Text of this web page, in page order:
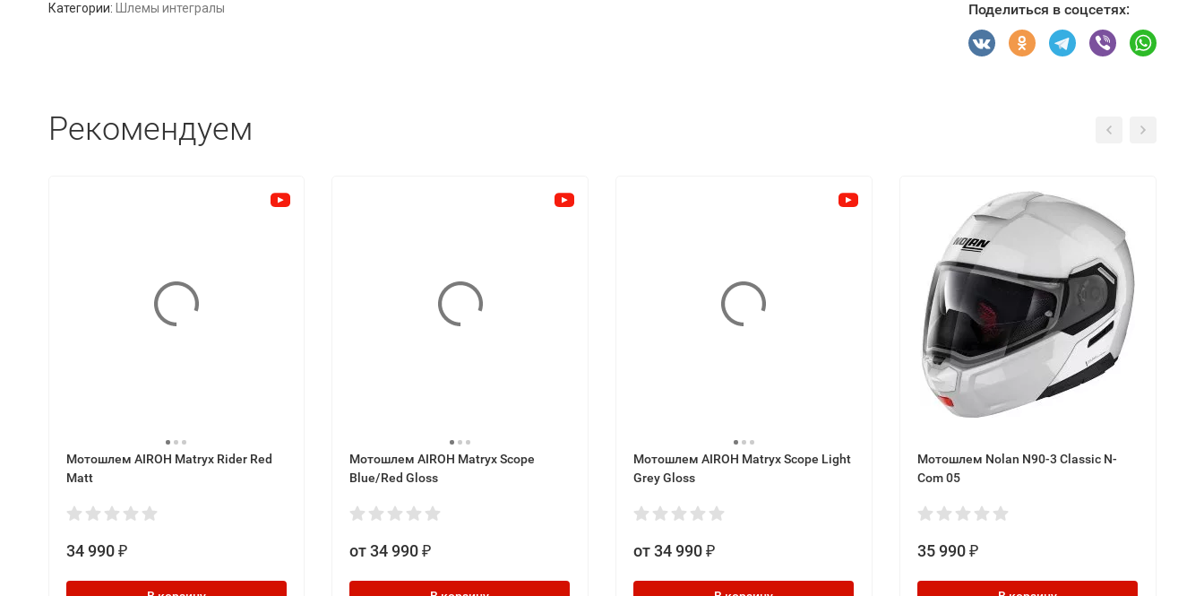
Категории: Шлемы интегралы Поделиться в соцсетях:
Рекомендуем
Мотошлем AIROH Matryx Rider Red
Matt
34 990 ₽
Мотошлем AIROH Matryx Scope
Blue/Red Gloss
от 34 990₽
Мотошлем AIROH Matryx Scope Light
Grey Gloss
от 34 990 ₽
Мотошлем Nolan N90-3 Classic N-
Com 05
35 990 ₽